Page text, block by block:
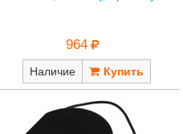
964
Наличие